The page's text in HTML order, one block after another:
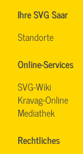
Ihre SVG Saar
Standorte
Online-Services
SVG-Wiki
Kravag-Online
Mediathek
Rechtliches